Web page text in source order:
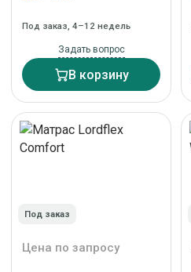
Под заказ, 4–12 недель
Задать вопрос
В корзину
Под заказ
Цена по запросу